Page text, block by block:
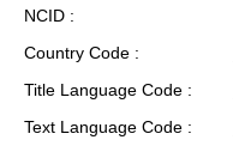
NCID
Country Code
Title Language Code
Text Language Code